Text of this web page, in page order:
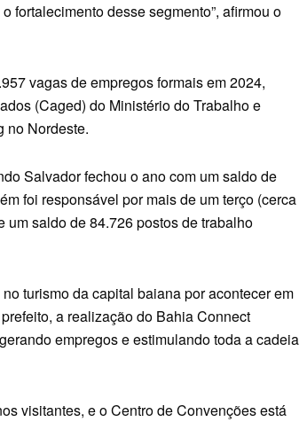
fortalecimento desse segmento”, afirmou o
vagas de empregos formais em 2024,
(Caged) do Ministério do Trabalho e
no Nordeste.
Salvador fechou o ano com um saldo de
foi responsável por mais de um terço (cerca
um saldo de 84.726 postos de trabalho
turismo da capital baiana por acontecer em
a realização do Bahia Connect
empregos e estimulando toda a cadeia
visitantes, e o Centro de Convenções está